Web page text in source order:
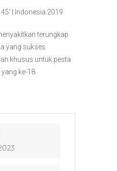
| 45′ | Indonesia 2019
terungkap
yang sukses
khusus untuk pesta
ke-18.